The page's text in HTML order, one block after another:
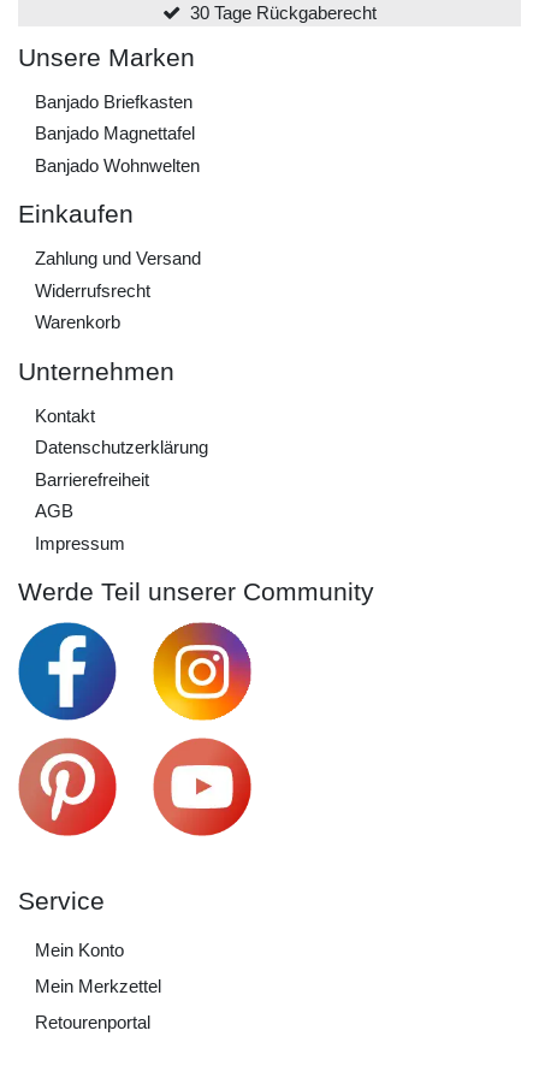
30 Tage Rückgaberecht
Unsere Marken
Banjado Briefkasten
Banjado Magnettafel
Banjado Wohnwelten
Einkaufen
Zahlung und Versand
Widerrufs­recht
Warenkorb
Unternehmen
Kontakt
Daten­schutz­erklärung
Barrierefreiheit
AGB
Impressum
Werde Teil unserer Community
Service
Mein Konto
Mein Merkzettel
Retourenportal